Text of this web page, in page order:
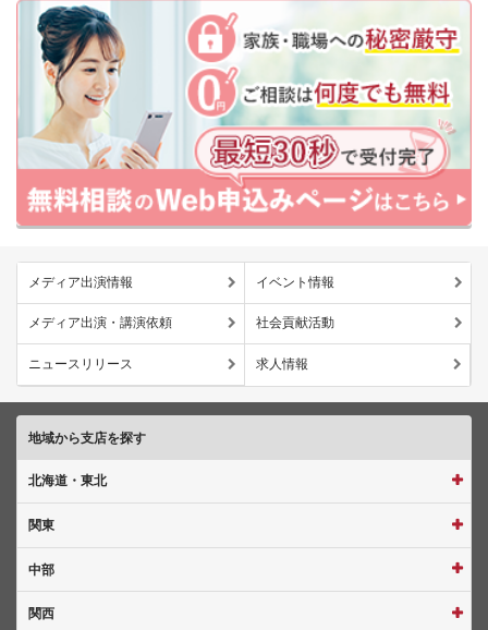
メディア出演情報 イベント情報
メディア出演・講演依頼 社会貢献活動
ニュースリリース 求人情報
地域から支店を探す
北海道・東北
関東
中部
関西